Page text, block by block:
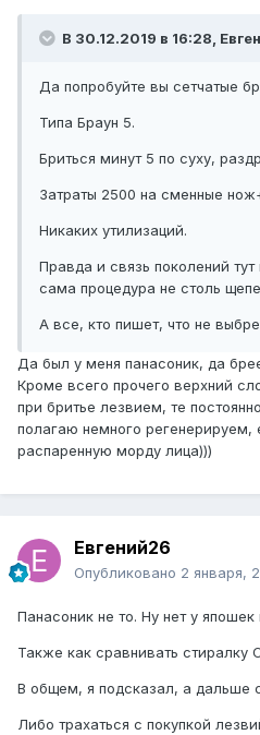
В 30.12.2019 в 16:28,
Да попробуйте вы сетчатые
Типа Браун 5.
Бриться минут 5 по суху,
Затраты 2500 на сменные
Никаких утилизаций.
Правда и связь поколений
сама процедура не столь
А все, кто пишет, что не
Да был у меня панасоник, да
Кроме всего прочего верхний
при бритье лезвием, те
полагаю немного
распаренную морду лица)))
Евгений26
Опубликовано 2 января,
Панасоник не то. Ну нет у япошек
Также как сравнивать стиралку
В общем, я подсказал, а дальше
Либо трахаться с покупкой